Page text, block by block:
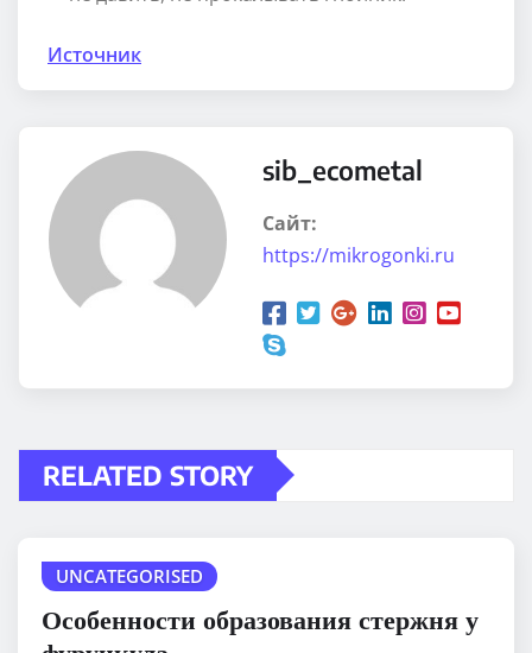
Источник
sib_ecometal
Сайт:
https://mikrogonki.ru
RELATED STORY
UNCATEGORISED
Особенности образования стержня у